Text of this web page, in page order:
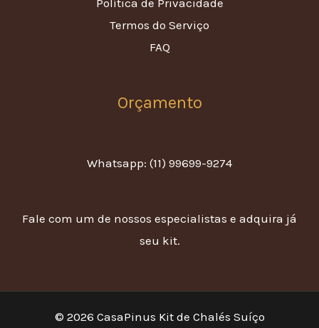
Política de Privacidade
Termos do Serviço
FAQ
Orçamento
Whatsapp: (11) 99699-9274
Fale com um de nossos especialistas e adquira já
seu kit.
© 2026 CasaPinus Kit de Chalés Suíço